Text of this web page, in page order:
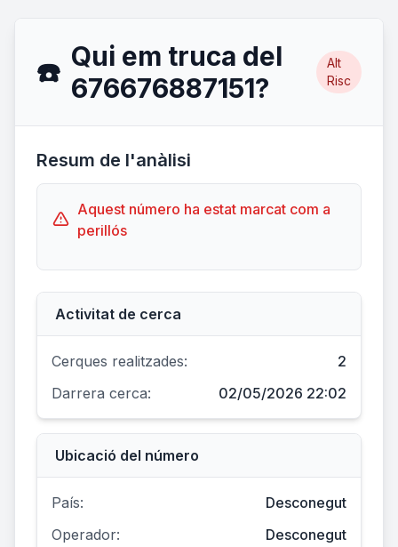
☎️ Qui em truca del
676676887151?
Alt
Risc
Resum de l'anàlisi
Aquest número ha estat marcat com a
perillós
Activitat de cerca
Cerques realitzades:
2
Darrera cerca:
02/05/2026 22:02
Ubicació del número
País:
Desconegut
Operador:
Desconegut